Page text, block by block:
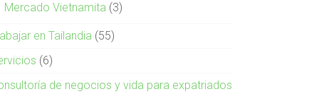
Mercado Vietnamita (3)
en Tailandia (55)
(6)
de negocios y vida para expatriados